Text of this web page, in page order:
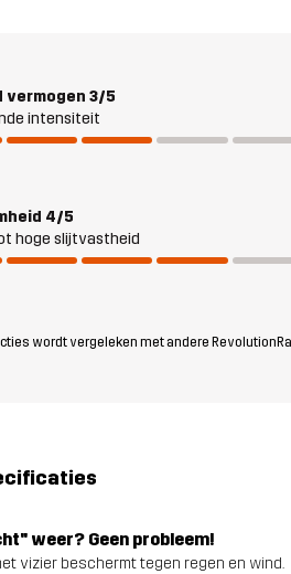
vermogen 3/5
intensiteit
4/5
hoge slijtvastheid
wordt vergeleken met andere
weer? Geen probleem!
vizier beschermt tegen regen en wind.